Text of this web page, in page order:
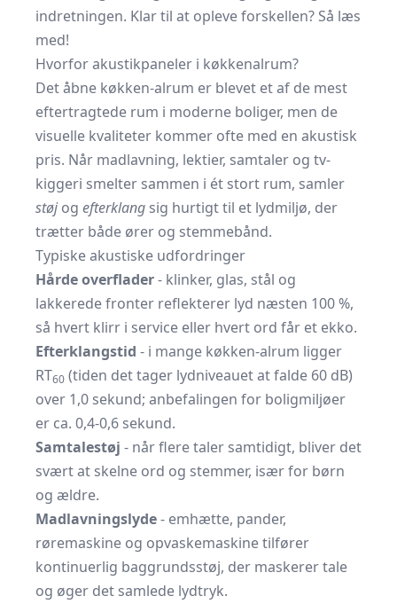
indretningen. Klar til at opleve forskellen? Så læs
med!
Hvorfor akustikpaneler i køkkenalrum?
Det åbne køkken-alrum er blevet et af de mest
eftertragtede rum i moderne boliger, men de
visuelle kvaliteter kommer ofte med en akustisk
pris. Når madlavning, lektier, samtaler og tv-
kiggeri smelter sammen i ét stort rum, samler
støjog efterklang sig hurtigt til et lydmiljø, der
trætter både ører og stemmebånd.
Typiske akustiske udfordringer
Hårde overflader- klinker, glas, stål og
lakkerede fronter reflekterer lyd næsten 100 %,
så hvert klirr i service eller hvert ord får et ekko.
Efterklangstid - i mange køkken-alrum ligger
RT60 (tiden det tager lydniveauet at falde 60 dB)
over 1,0 sekund; anbefalingen for boligmiljøer
er ca. 0,4-0,6 sekund.
Samtalestøj - når flere taler samtidigt, bliver det
svært at skelne ord og stemmer, især for børn
og ældre.
Madlavningslyde- emhætte, pander,
røremaskine og opvaskemaskine tilfører
kontinuerlig baggrundsstøj, der maskerer tale
og øger det samlede lydtryk.